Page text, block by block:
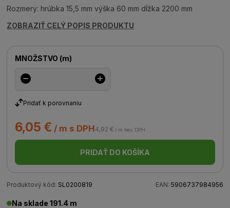
Rozmery: hrúbka 15,5 mm výška 60 mm dĺžka 2200 mm
ZOBRAZIŤ CELÝ POPIS PRODUKTU
MNOŽSTVO (m)
Pridať k porovnaniu
6,05 € / m s DPH4,92 € / m bez DPH
PRIDAŤ DO KOŠÍKA
Produktový kód: SL0200819 EAN: 5906737984956
Na sklade 191.4 m